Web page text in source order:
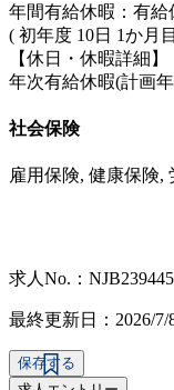
年間有給休暇：有
( 初年度 10日 1か月
【休日・休暇詳細】
年次有給休暇(計画
社会保険
雇用保険, 健康保険,
求人No.：
最終更新日：2026/7/
保存する